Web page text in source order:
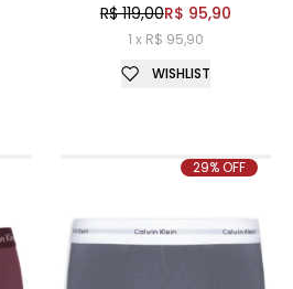
R$ 119,00R$ 95,90
1 x R$ 95,90
WISHLIST
29% OFF